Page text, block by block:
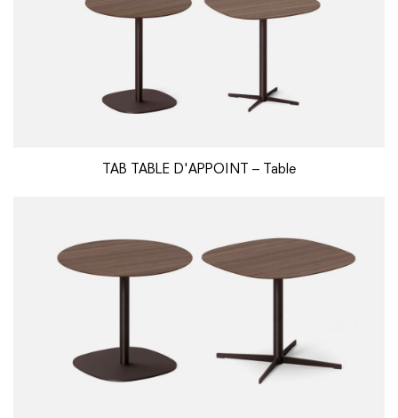
TAB TABLE D'APPOINT – Table